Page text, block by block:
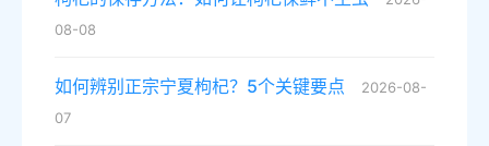
08-08
如何辨别正宗宁夏枸杞？5个关键要点
2026-08-
07